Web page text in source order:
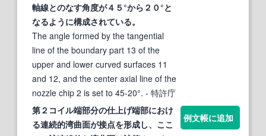
軸線とのなす角度が４５°から２０°と
なるように構成されている。
The angle formed by the tangential
line of the boundary part 13 of the
upper and lower curved surfaces 11
and 12, and the center axial line of the
nozzle chip 2 is set to 45-20°. - 特許庁
第２コイル端部分の仕上げ端部におけ
る連続的湾曲面が接点を形成し、ここ
例文帳に追加